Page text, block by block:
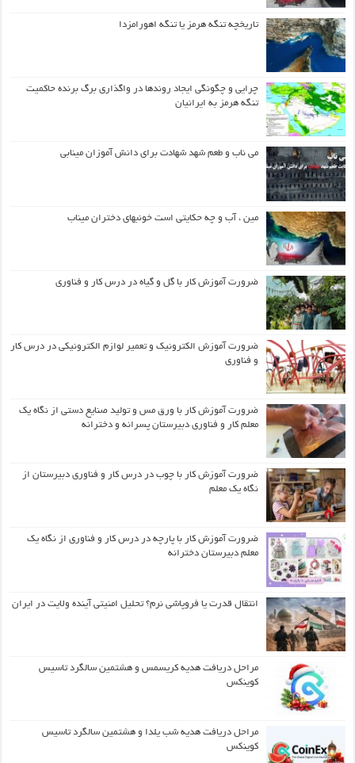
تاریخچه تنگه هرمز یا تنگه اهورامزدا
چرایی و چگونگی ایجاد روندها در واگذاری برگ برنده حاکمیت
تنگه هرمز به ایرانیان
می ناب و طعم شهد شهادت برای دانش آموزان مینابی
مین ، آب و چه حکایتی است خونبهای دختران میناب
ضرورت آموزش کار با گل و گیاه در درس کار و فناوری
ضرورت آموزش الکترونیک و تعمیر لوازم الکترونیکی در درس کار
و فناوری
ضرورت آموزش کار با ورق مس و تولید صنایع دستی از نگاه یک
معلم کار و فناوری دبیرستان پسرانه و دخترانه
ضرورت آموزش کار با چوب در درس کار و فناوری دبیرستان از
نگاه یک معلم
ضرورت آموزش کار با پارچه در درس کار و فناوری از نگاه یک
معلم دبیرستان دخترانه
انتقال قدرت یا فروپاشی نرم؟ تحلیل امنیتی آینده ولایت در ایران
مراحل دریافت هدیه کریسمس و هشتمین سالگرد تاسیس
کوینکس
مراحل دریافت هدیه شب یلدا و هشتمین سالگرد تاسیس
کوینکس